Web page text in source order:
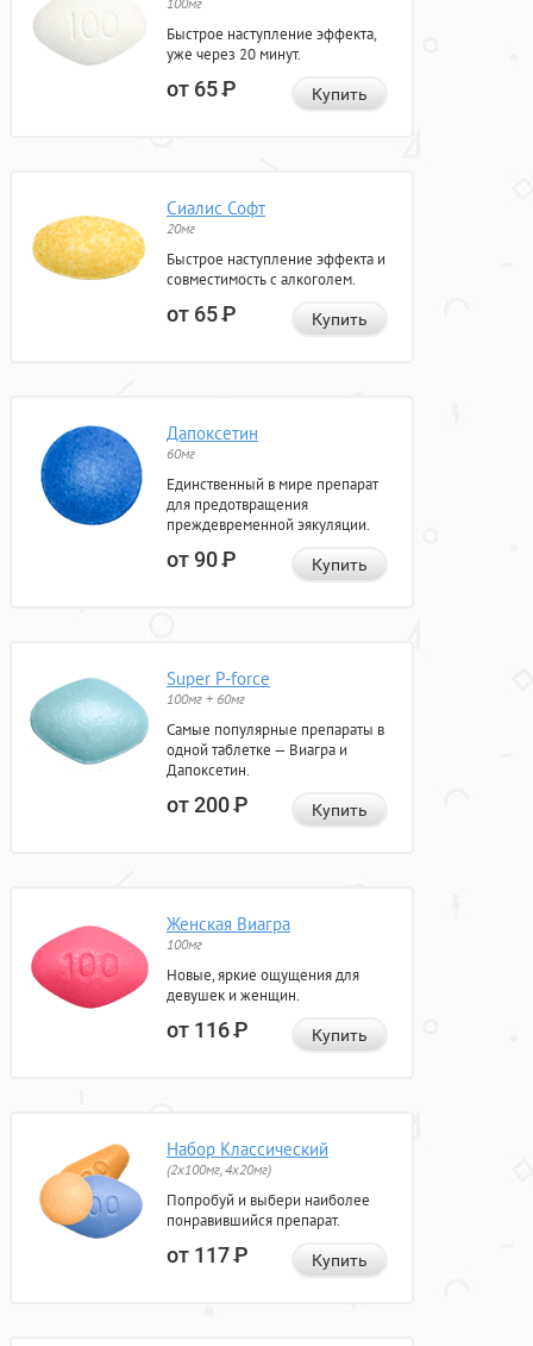
Быстрое наступление эффекта,
уже через 20 минут.
от 65Р Купить
Сиалис Софт
20мг
Быстрое наступление эффекта и
совместимость с алкоголем.
от 65Р Купить
Дапоксетин
60мг
Единственный в мире препарат
для предотвращения
преждевременной эякуляции.
от 90Р Купить
Super P-force
100мг + 60мг
Самые популярные препараты в
одной таблетке — Виагра и
Дапоксетин.
от 200Р Купить
Женская Виагра
100мг
Новые, яркие ощущения для
девушек и женщин.
от 116Р Купить
Набор Классический
(2x100мг, 4x20мг)
Попробуй и выбери наиболее
понравившийся препарат.
от 117Р Купить